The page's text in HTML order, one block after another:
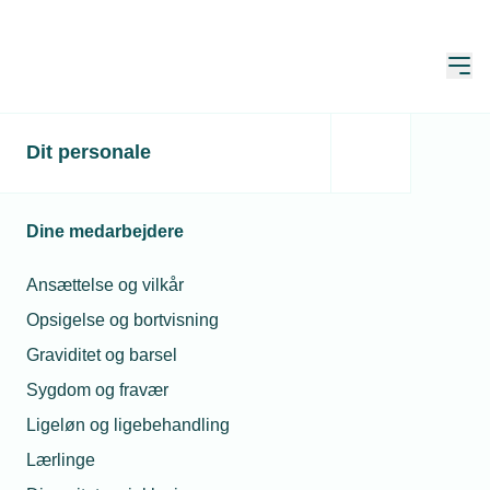
Dit personale
Dine medarbejdere
Ansættelse og vilkår
Opsigelse og bortvisning
Graviditet og barsel
Sygdom og fravær
Ligeløn og ligebehandling
Lærlinge
TEKNIQ Alle nyheder